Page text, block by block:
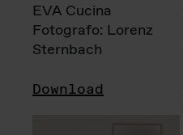
EVA Cucina
Fotografo: Lorenz
Sternbach
Download